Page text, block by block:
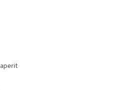
aperit